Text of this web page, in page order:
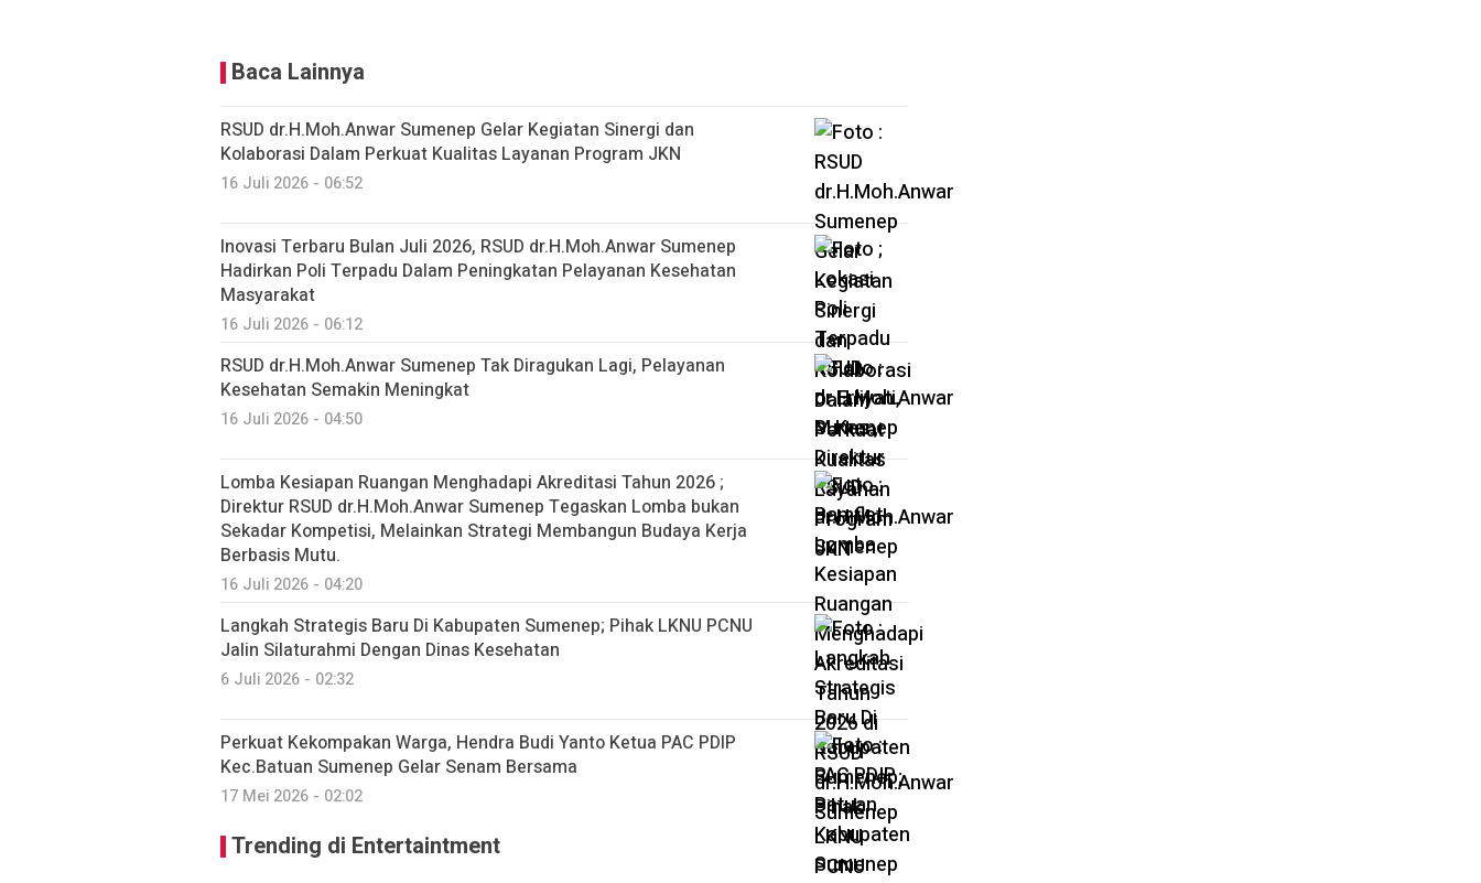
Baca Lainnya
RSUD dr.H.Moh.Anwar Sumenep Gelar Kegiatan Sinergi dan
Kolaborasi Dalam Perkuat Kualitas Layanan Program JKN
16 Juli 2026 - 06:52
Inovasi Terbaru Bulan Juli 2026, RSUD dr.H.Moh.Anwar Sumenep
Hadirkan Poli Terpadu Dalam Peningkatan Pelayanan Kesehatan
Masyarakat
16 Juli 2026 - 06:12
RSUD dr.H.Moh.Anwar Sumenep Tak Diragukan Lagi, Pelayanan
Kesehatan Semakin Meningkat
16 Juli 2026 - 04:50
Lomba Kesiapan Ruangan Menghadapi Akreditasi Tahun 2026 ;
Direktur RSUD dr.H.Moh.Anwar Sumenep Tegaskan Lomba bukan
Sekadar Kompetisi, Melainkan Strategi Membangun Budaya Kerja
Berbasis Mutu.
16 Juli 2026 - 04:20
Langkah Strategis Baru Di Kabupaten Sumenep; Pihak LKNU PCNU
Jalin Silaturahmi Dengan Dinas Kesehatan
6 Juli 2026 - 02:32
Perkuat Kekompakan Warga, Hendra Budi Yanto Ketua PAC PDIP
Kec.Batuan Sumenep Gelar Senam Bersama
17 Mei 2026 - 02:02
Trending di Entertaintment